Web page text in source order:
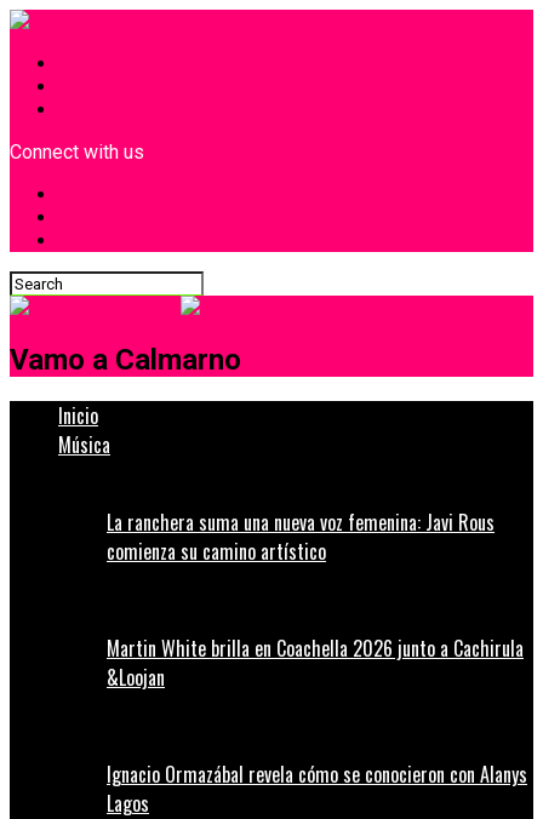
Connect with us
Vamo a Calmarno
Inicio
Música
La ranchera suma una nueva voz femenina: Javi Rous
comienza su camino artístico
Martin White brilla en Coachella 2026 junto a Cachirula
&Loojan
Ignacio Ormazábal revela cómo se conocieron con Alanys
Lagos